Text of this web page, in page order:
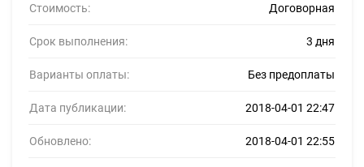
Стоимость: Договорная
Срок выполнения: 3 дня
Варианты оплаты: Без предоплаты
Дата публикации: 2018-04-01 22:47
Обновлено: 2018-04-01 22:55